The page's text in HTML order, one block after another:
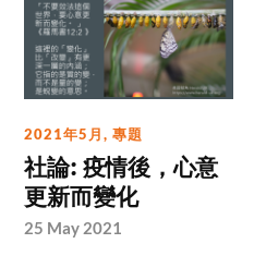
2021年5月,專題
社論: 疫情後，心意
更新而變化
25 May 2021